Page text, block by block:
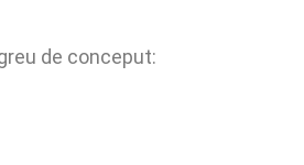
de conceput: